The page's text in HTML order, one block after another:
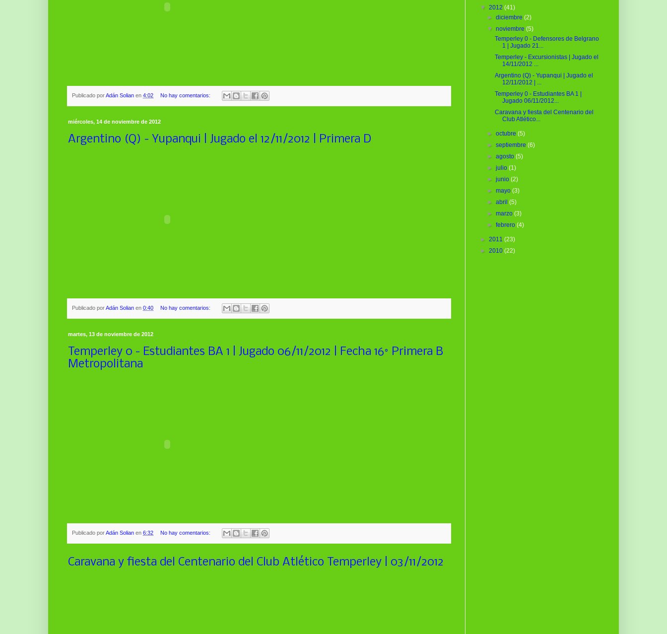
Publicado porAdán Solian en 4:02 No hay comentarios:
miércoles, 14 de noviembre de 2012
Argentino (Q) - Yupanqui | Jugado el 12/11/2012 | Primera D
Publicado porAdán Solian en 0:40 No hay comentarios:
martes, 13 de noviembre de 2012
Temperley 0 - Estudiantes BA 1 | Jugado 06/11/2012 | Fecha 16° Primera B
Metropolitana
Publicado porAdán Solian en 6:32 No hay comentarios:
Caravana y fiesta del Centenario del Club Atlético Temperley | 03/11/2012
▼ 2012 (41)
►diciembre(2)
▼noviembre(5)
Temperley 0 - Defensores de Belgrano
1 | Jugado 21...
Temperley - Excursionistas | Jugado el
14/11/2012 ...
Argentino (Q) - Yupanqui | Jugado el
12/11/2012 | ...
Temperley 0 - Estudiantes BA 1 |
Jugado 06/11/2012...
Caravana y fiesta del Centenario del
Club Atlético...
►octubre(5)
►septiembre(6)
►agosto(5)
►julio(1)
►junio(2)
►mayo(3)
►abril(5)
►marzo(3)
►febrero(4)
► 2011 (23)
► 2010 (22)